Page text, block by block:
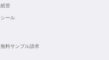
紙管
シール
無料サンプル請求